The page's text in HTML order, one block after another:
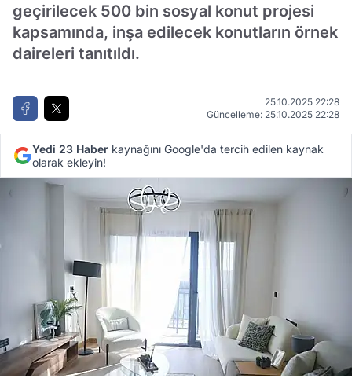
geçirilecek 500 bin sosyal konut projesi
kapsamında, inşa edilecek konutların örnek
daireleri tanıtıldı.
25.10.2025 22:28
Güncelleme: 25.10.2025 22:28
Yedi 23 Haber kaynağını Google'da tercih edilen kaynak
olarak ekleyin!